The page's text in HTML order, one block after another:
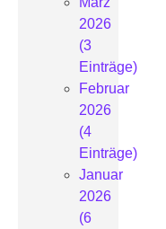
2026
(3
Einträge)
Februar
2026
(4
Einträge)
Januar
2026
(6